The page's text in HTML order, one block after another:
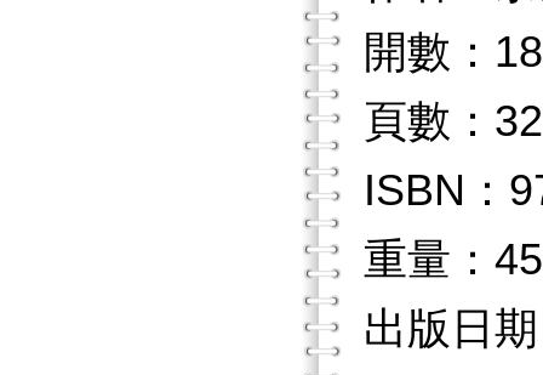
開數：18
頁數：
ISBN：
重量：
出版日